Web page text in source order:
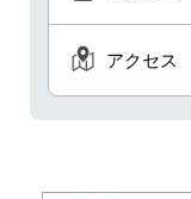
アクセス